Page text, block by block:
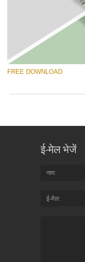
FREE DOWNLOAD
ई-मेल भेजें
नाम
ई-मेल